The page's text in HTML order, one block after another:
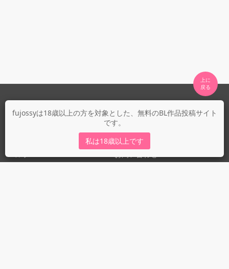
fujossyは18歳以上の方を対象とした、無料のBL作品投稿サイト
です。
私は18歳以上です
上に
fujossyについて
fujossy運営ブログ